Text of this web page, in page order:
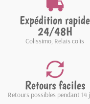
Expédition rapide
24/48H
Colissimo, Relais colis
Retours faciles
Retours possibles pendant 14